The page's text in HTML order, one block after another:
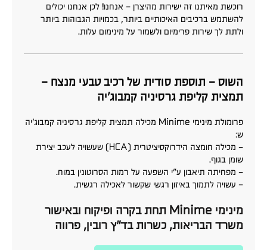
רוכשת מאיתנו זה ישירות מהיצרן – אנחנו! לכן אנחנו יכולים
להשתמש ברכיבים האיכותיים ביותר, בכמויות הגבוהות ביותר
ולתת לך שירות פרימיום ולשמור על מינימום עלות.
השוס – תוספת סודית של רכיב טבעי מנצח –
תמצית קליפת גרסיניה קמבוג'יה
פרומולת מינימי Minime מכילה תמצית קליפת גרסיניה קמבוג'יה
ש:
– מכילה חומצה הידרוקסיציטרית (HCA) שעשויה לעכב יצירת
שומן בגוף.
– מפחיתה תיאבון ע"י השפעה על רמות הסרוטונין במוח.
– עשויה לתמוך באיזון רגשי שקשור לאכילה רגשית.
מינימי Minime תחת בקרה ופיקוח ובאישור
משרד הבריאות, כשרות בד״ץ רובין, פרווה